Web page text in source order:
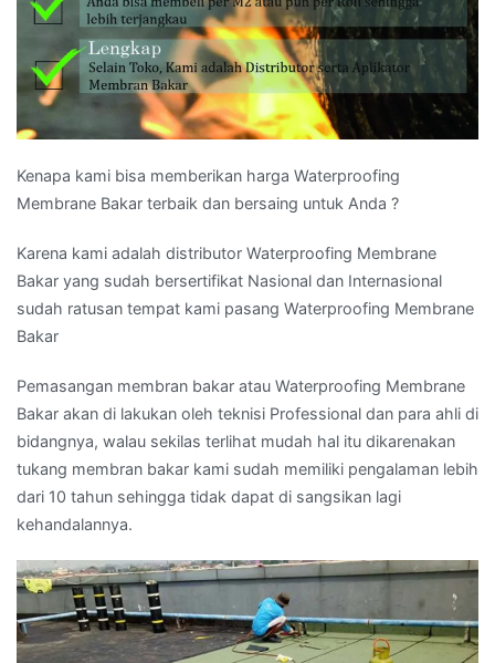
Kenapa kami bisa memberikan harga Waterproofing
Membrane Bakar terbaik dan bersaing untuk Anda ?
Karena kami adalah distributor Waterproofing Membrane
Bakar yang sudah bersertifikat Nasional dan Internasional
sudah ratusan tempat kami pasang Waterproofing Membrane
Bakar
Pemasangan membran bakar atau Waterproofing Membrane
Bakar akan di lakukan oleh teknisi Professional dan para ahli di
bidangnya, walau sekilas terlihat mudah hal itu dikarenakan
tukang membran bakar kami sudah memiliki pengalaman lebih
dari 10 tahun sehingga tidak dapat di sangsikan lagi
kehandalannya.